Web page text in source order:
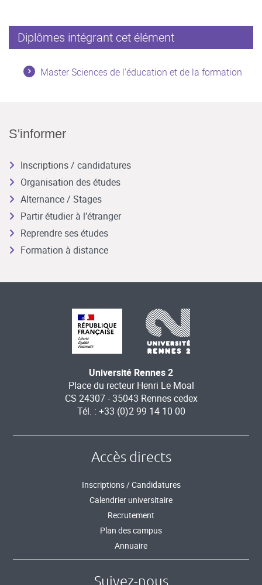
Diplômes intégrant cet élément
Master Sciences de l'éducation et de la formation
S'informer
Inscriptions / candidatures
Organisation des études
Alternance / Stages
Partir étudier à l’étranger
Reprendre ses études
Formation à distance
Université Rennes 2
Place du recteur Henri Le Moal
CS 24307 - 35043 Rennes cedex
Tél. : +33 (0)2 99 14 10 00
Accès directs
Inscriptions / Candidatures
Calendrier universitaire
Recrutement
Plan des campus
Annuaire
Suivez-nous